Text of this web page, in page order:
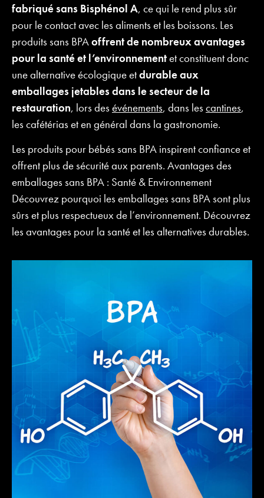
fabriqué sans Bisphénol A, ce qui le rend plus sûr
pour le contact avec les aliments et les boissons. Les
produits sans BPAoffrent de nombreux avantages
pour la santé et l’environnementet constituent donc
une alternative écologique etdurable aux
emballages jetables dans le secteur de la
restauration, lors desévénements, dans lescantines,
les cafétérias et en général dans la gastronomie.
Les produits pour bébés sans BPA inspirent confiance et
offrent plus de sécurité aux parents. Avantages des
emballages sans BPA : Santé & Environnement
Découvrez pourquoi les emballages sans BPA sont plus
sûrs et plus respectueux de l’environnement. Découvrez
les avantages pour la santé et les alternatives durables.